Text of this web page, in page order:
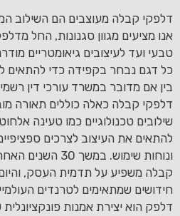
דלפקי קבלה מעוצבים הם השילוב
אנו מציעים מגוון סגנונות, החל
טבעי ועד לעיצובים גיאומטריים
כל דגם נבחר בקפידה כדי להתאים
בין אם מדובר במשרד עורכי דין
דלפקי קבלה כאלה כוללים תאורה
שילובים טכנולוגיים כמו טעינה
להתאים את העיצוב לצרכים
ונוחות שימוש.
קבלה משפיע על תדמית העסק,
דלפק הוא יצירת אמנות